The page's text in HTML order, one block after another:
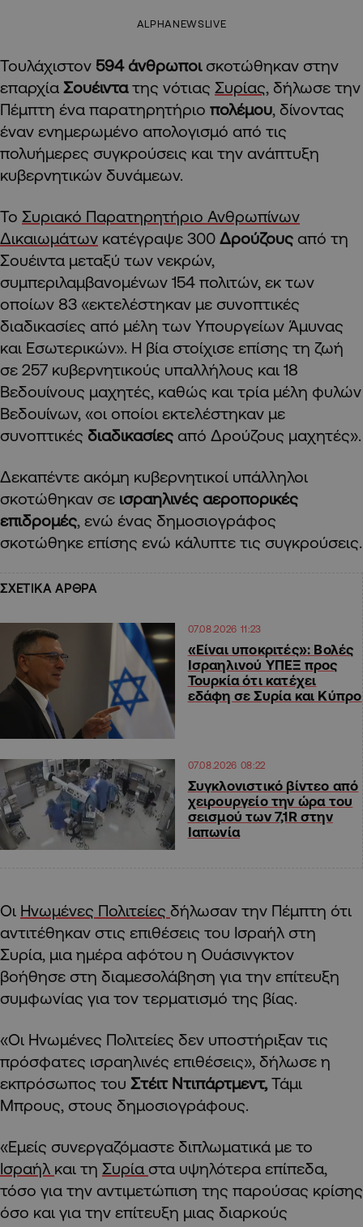
ALPHANEWSLIVE
Τουλάχιστον 594 άνθρωποισκοτώθηκαν στην
επαρχία Σουέιντατης νότιας Συρίας, δήλωσε την
Πέμπτη ένα παρατηρητήριο πολέμου, δίνοντας
έναν ενημερωμένο απολογισμό από τις
πολυήμερες συγκρούσεις και την ανάπτυξη
κυβερνητικών δυνάμεων.
Το Συριακό Παρατηρητήριο Ανθρωπίνων
Δικαιωμάτων κατέγραψε 300 Δρούζους από τη
Σουέιντα μεταξύ των νεκρών,
συμπεριλαμβανομένων 154 πολιτών, εκ των
οποίων 83 «εκτελέστηκαν με συνοπτικές
διαδικασίες από μέλη των Υπουργείων Άμυνας
και Εσωτερικών». Η βία στοίχισε επίσης τη ζωή
σε 257 κυβερνητικούς υπαλλήλους και 18
Βεδουίνους μαχητές, καθώς και τρία μέλη φυλών
Βεδουίνων, «οι οποίοι εκτελέστηκαν με
συνοπτικές διαδικασίες από Δρούζους μαχητές».
Δεκαπέντε ακόμη κυβερνητικοί υπάλληλοι
σκοτώθηκαν σε ισραηλινές αεροπορικές
επιδρομές, ενώ ένας δημοσιογράφος
σκοτώθηκε επίσης ενώ κάλυπτε τις συγκρούσεις.
ΣΧΕΤΙΚΑ ΑΡΘΡΑ
07.08.2026 11:23
«Είναι υποκριτές»: Βολές
Ισραηλινού ΥΠΕΞ προς
Τουρκία ότι κατέχει
εδάφη σε Συρία και Κύπρο
07.08.2026 08:22
Συγκλονιστικό βίντεο από
χειρουργείο την ώρα του
σεισμού των 7,1R στην
Ιαπωνία
Οι Ηνωμένες Πολιτείες δήλωσαν την Πέμπτη ότι
αντιτέθηκαν στις επιθέσεις του Ισραήλ στη
Συρία, μια ημέρα αφότου η Ουάσινγκτον
βοήθησε στη διαμεσολάβηση για την επίτευξη
συμφωνίας για τον τερματισμό της βίας.
«Οι Ηνωμένες Πολιτείες δεν υποστήριξαν τις
πρόσφατες ισραηλινές επιθέσεις», δήλωσε η
εκπρόσωπος του Στέιτ Ντιπάρτμεντ, Τάμι
Μπρους, στους δημοσιογράφους.
«Εμείς συνεργαζόμαστε διπλωματικά με το
Ισραήλ και τη Συρία στα υψηλότερα επίπεδα,
τόσο για την αντιμετώπιση της παρούσας κρίσης
όσο και για την επίτευξη μιας διαρκούς